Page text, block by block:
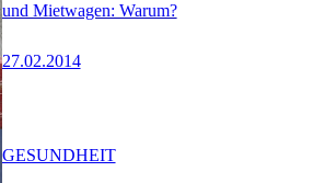
und Mietwagen: Warum?
27.02.2014
GESUNDHEIT